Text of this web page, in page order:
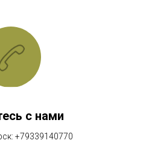
с нами
+79339140770